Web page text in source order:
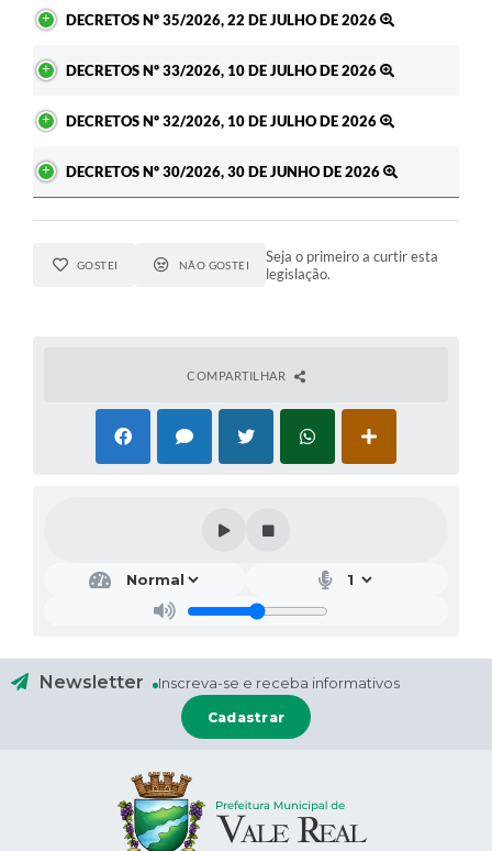
DECRETOS Nº 35/2026, 22 DE JULHO DE 2026
DECRETOS Nº 33/2026, 10 DE JULHO DE 2026
DECRETOS Nº 32/2026, 10 DE JULHO DE 2026
DECRETOS Nº 30/2026, 30 DE JUNHO DE 2026
GOSTEI NÃO GOSTEI
Seja o primeiro a curtir esta
legislação.
COMPARTILHAR
Newsletter Inscreva-se e receba informativos
Cadastrar